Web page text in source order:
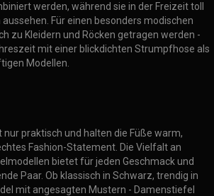
werden, während sie in der Freizeit toll
Für einen besonders modischen
zu Kleidern und Röcken getragen werden -
mit einer blickdichten Strumpfhose als
Modellen.
praktisch und halten die Füße warm,
Fashion-Statement. Die Vielfalt an
bietet für jeden Geschmack und
Paar. Ob klassisch in Schwarz, trendig in
mit angesagten Mustern - Damenstiefel